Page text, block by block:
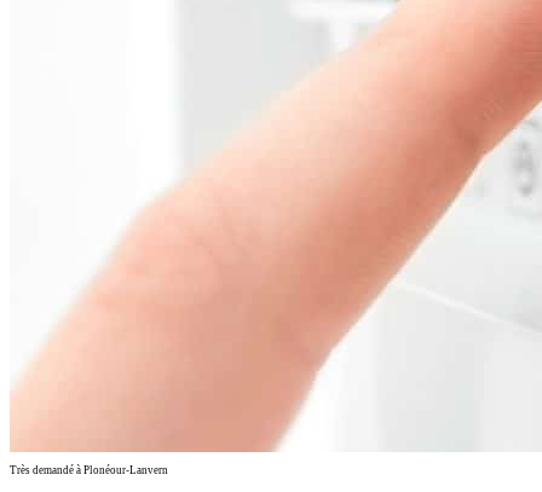
Très demandé à Plonéour-Lanvern